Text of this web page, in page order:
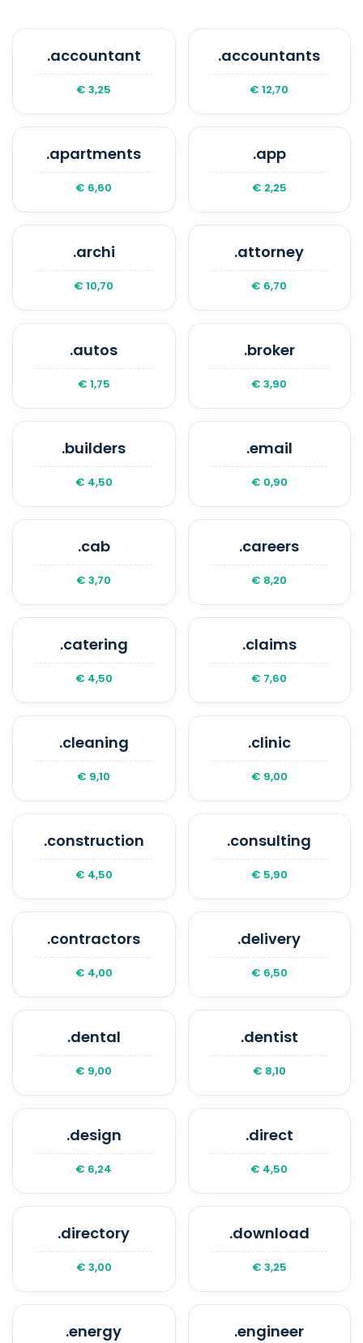
verlieren.
.accountant
€ 3,25
.accountants
€ 12,70
.apartments
€ 6,60
.app
€ 2,25
.archi
€ 10,70
.attorney
€ 6,70
.autos
€ 1,75
.broker
€ 3,90
.builders
€ 4,50
.email
€ 0,90
.cab
€ 3,70
.careers
€ 8,20
.catering
€ 4,50
.claims
€ 7,60
.cleaning
€ 9,10
.clinic
€ 9,00
.construction
€ 4,50
.consulting
€ 5,90
.contractors
€ 4,00
.delivery
€ 6,50
.dental
€ 9,00
.dentist
€ 8,10
.design
€ 6,24
.direct
€ 4,50
.directory
€ 3,00
.download
€ 3,25
.energy .engineer